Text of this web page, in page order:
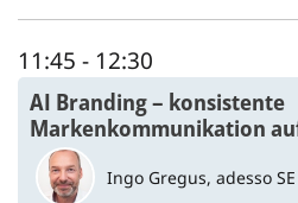
11:45 - 12:30
AI Branding – konsistente
Markenkommunikation
Ingo Gregus, adesso SE